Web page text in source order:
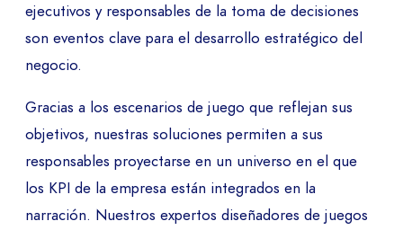
ejecutivos y responsables de la toma de decisiones
son eventos clave para el desarrollo estratégico del
negocio.
Gracias a los escenarios de juego que reflejan sus
objetivos, nuestras soluciones permiten a sus
responsables proyectarse en un universo en el que
los KPI de la empresa están integrados en la
narración. Nuestros expertos diseñadores de juegos